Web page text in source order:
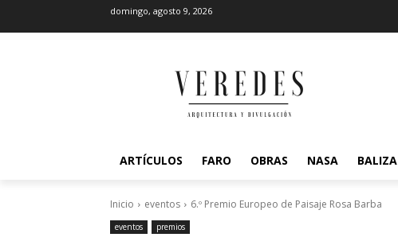
domingo, agosto 9, 2026
ARTÍCULOS FARO OBRAS NASA BALIZA
Inicio eventos 6.º Premio Europeo de Paisaje Rosa Barba
eventos premios